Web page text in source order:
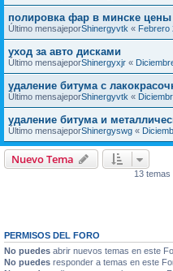
полировка фар в минске цены
Último mensajeporShinergyvtk « Febrero
уход за авто дисками
Último mensajeporShinergyxjr «
удаление битума с
Último mensajeporShinergyvtk «
удаление битума и
Último mensajeporShinergyswg «
Nuevo Tema
13 temas
PERMISOS DEL FORO
No puedes abrir nuevos temas en este
No puedes responder a temas en este